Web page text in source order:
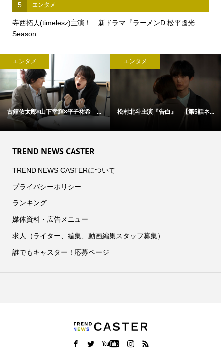
5 エンタメ
寺西拓人(timelesz)主演！ 新ドラマ『ラーメンD 松平國光
Season...
エンタメ
古舘佑太郎×山下幸輝×平子祐希 ...
エンタメ
松村北斗主演『告白』 【第5話ネ...
TREND NEWS CASTER
TREND NEWS CASTERについて
プライバシーポリシー
ランキング
媒体資料・広告メニュー
求人（ライター、編集、動画編集スタッフ募集）
誰でもキャスター！応募ページ